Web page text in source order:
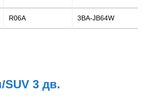
R06A 3BA-JB64W
SUV 3 дв.